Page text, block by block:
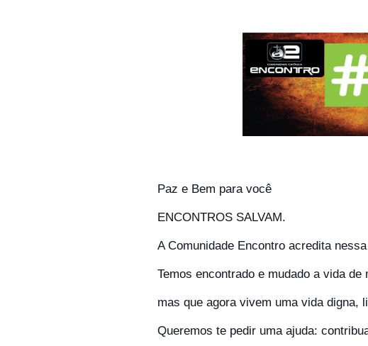
Paz e Bem para você
ENCONTROS SALVAM.
A Comunidade Encontro acredita
Temos encontrado e mudado a vida
mas que agora vivem uma vida digna,
Queremos te pedir uma ajuda: